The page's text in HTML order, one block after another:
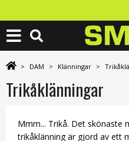
> DAM > Klänningar >
Trikåklänningar
Mmm... Trikå. Det skönaste
trikåklänning är gjord av ett